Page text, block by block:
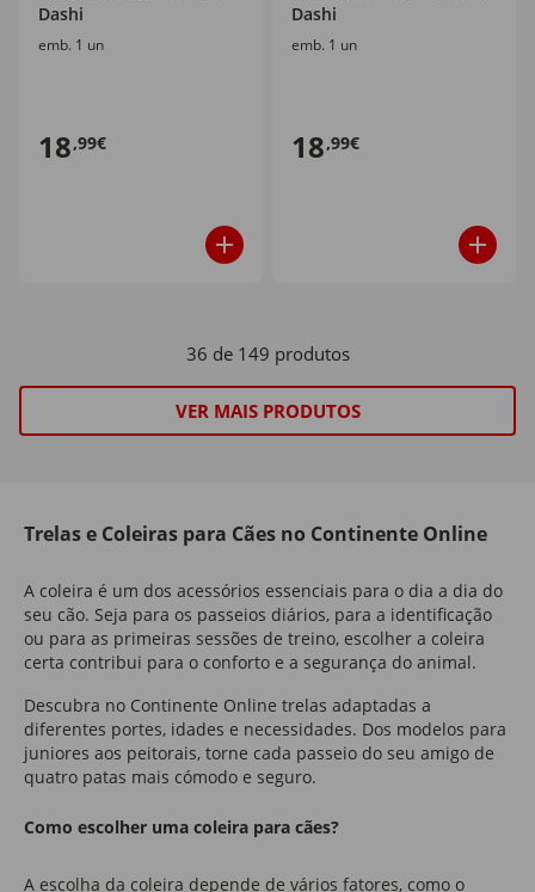
Dashi
emb. 1 un
18,99€
Dashi
emb. 1 un
18,99€
36 de 149 produtos
VER MAIS PRODUTOS
Trelas e Coleiras para Cães no Continente Online
A coleira é um dos acessórios essenciais para o dia a dia do
seu cão. Seja para os passeios diários, para a identificação
ou para as primeiras sessões de treino, escolher a coleira
certa contribui para o conforto e a segurança do animal.
Descubra no Continente Online trelas adaptadas a
diferentes portes, idades e necessidades. Dos modelos para
juniores aos peitorais, torne cada passeio do seu amigo de
quatro patas mais cómodo e seguro.
Como escolher uma coleira para cães?
A escolha da coleira depende de vários fatores, como o